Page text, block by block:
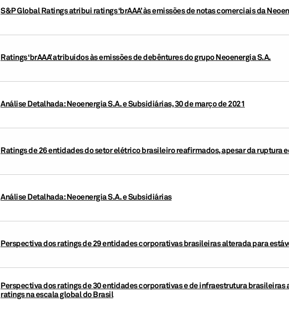
S&P Global Ratings atribui ratings ‘brAAA’ às emissões de notas comerciais da
Ratings ‘brAAA’ atribuídos às emissões de debêntures do grupo Neoenergia S.A.
Análise Detalhada: Neoenergia S.A. e Subsidiárias, 30 de março de 2021
Ratings de 26 entidades do setor elétrico brasileiro reafirmados, apesar da ruptura
Análise Detalhada: Neoenergia S.A. e Subsidiárias
Perspectiva dos ratings de 29 entidades corporativas brasileiras alterada para
Perspectiva dos ratings de 30 entidades corporativas e de infraestrutura
ratings na escala global do Brasil